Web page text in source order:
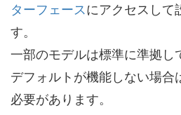
ターフェースにアクセスして
す。
一部のモデルは標準に準拠し
デフォルトが機能しない場合
必要があります。